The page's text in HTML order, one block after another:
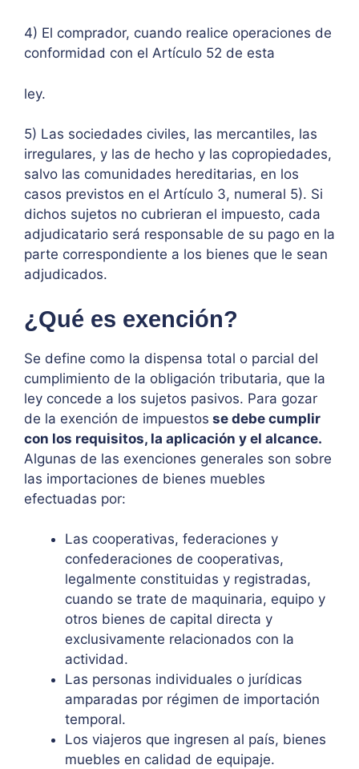
4) El comprador, cuando realice operaciones de
conformidad con el Artículo 52 de esta
ley.
5) Las sociedades civiles, las mercantiles, las
irregulares, y las de hecho y las copropiedades,
salvo las comunidades hereditarias, en los
casos previstos en el Artículo 3, numeral 5). Si
dichos sujetos no cubrieran el impuesto, cada
adjudicatario será responsable de su pago en la
parte correspondiente a los bienes que le sean
adjudicados.
¿Qué es exención?
Se define como la dispensa total o parcial del
cumplimiento de la obligación tributaria, que la
ley concede a los sujetos pasivos. Para gozar
de la exención de impuestos se debe cumplir
con los requisitos, la aplicación y el alcance.
Algunas de las exenciones generales son sobre
las importaciones de bienes muebles
efectuadas por:
Las cooperativas, federaciones y
confederaciones de cooperativas,
legalmente constituidas y registradas,
cuando se trate de maquinaria, equipo y
otros bienes de capital directa y
exclusivamente relacionados con la
actividad.
Las personas individuales o jurídicas
amparadas por régimen de importación
temporal.
Los viajeros que ingresen al país, bienes
muebles en calidad de equipaje.